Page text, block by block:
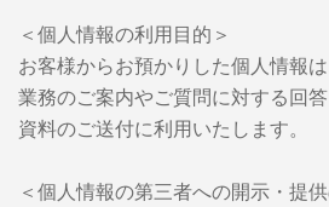
＜個人情報の利用目的＞
お客様からお預かりした個人情報
業務のご案内やご質問に対する回
資料のご送付に利用いたします。
＜個人情報の第三者への開示・提